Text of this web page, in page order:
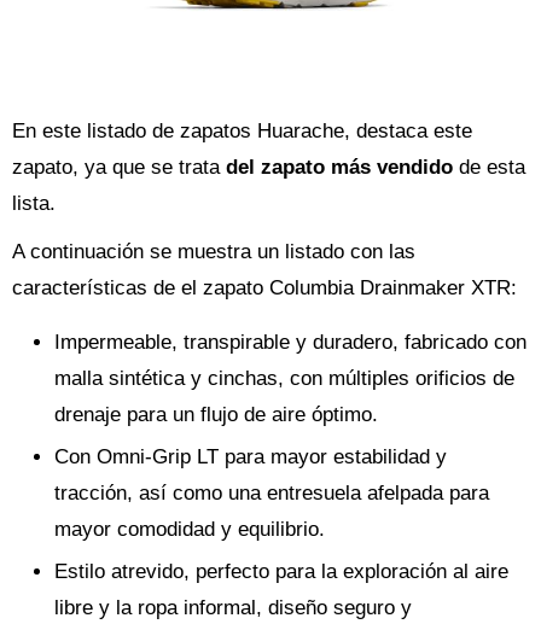
En este listado de zapatos Huarache, destaca este
zapato, ya que se trata del zapato más vendido de esta
lista.
A continuación se muestra un listado con las
características de el zapato Columbia Drainmaker XTR:
Impermeable, transpirable y duradero, fabricado con
malla sintética y cinchas, con múltiples orificios de
drenaje para un flujo de aire óptimo.
Con Omni-Grip LT para mayor estabilidad y
tracción, así como una entresuela afelpada para
mayor comodidad y equilibrio.
Estilo atrevido, perfecto para la exploración al aire
libre y la ropa informal, diseño seguro y